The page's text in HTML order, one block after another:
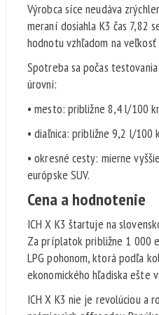
Výrobca síce neudáva
meraní dosiahla K3 čas 7,82
hodnotu vzhľadom na
Spotreba sa počas
úrovni:
• mesto: približne 8,4 l/100
• diaľnica: približne 9,2 l/100
• okresné cesty: mierne
európske SUV.
Cena a hodnotenie
ICH X K3 štartuje na
Za príplatok približne 1 000
LPG pohonom, ktorá podľa
ekonomického hľadiska ešte
ICH X K3 nie je revolúciou a